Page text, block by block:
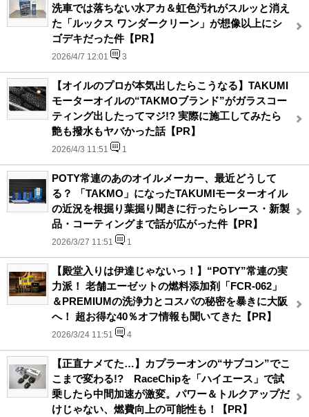
洗車では落ちない水アカ＆虹色汚れがスルッと消え
た「ルックス ワンダークリーン」が想像以上にシ
ゴデキだった件【PR】
2026/4/7 12:01 3
【オイルのプロが本気出したらこうなる】TAKUMI
モーターオイルの“TAKMOブランド”がガラスコー
ティング出したってマジ!? 実際に施工してみたら
艶も撥水もヤバかった話【PR】
2026/4/3 11:51 1
POTY常連のあのオイルメーカー、最近どうして
る？ 「TAKMO」になったTAKUMIモーターオイル
の近況を根掘り葉掘り聞きに行ったらレース・新製
品・コーティングまで話が広がった件【PR】
2026/3/27 11:51 1
【殿堂入りは伊達じゃないっ！】“POTY”常連の実
力派！ 老舗エーゼットの燃料添加剤「FCR-062」
＆PREMIUMの洗浄力とコスパの秘密を暴きに大阪
へ！ 超お得な40％オフ情報も聞いてきた【PR】
2026/3/24 11:51 4
【正直ナメてた…】カプラーオンの“サブコン”でこ
こまで変わる!? RaceChipを「ハイエース」で試
乗したら中間加速が激変。パワー＆トルクアップだ
けじゃない、燃費向上の可能性も！【PR】